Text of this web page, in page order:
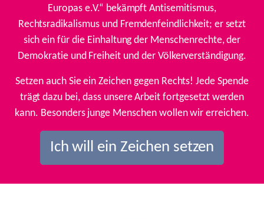
Europas e.V.“ bekämpft Antisemitismus,
Rechtsradikalismus und Fremdenfeindlichkeit; er setzt
sich ein für die Einhaltung der Menschenrechte, der
Demokratie und Freiheit und der Völkerverständigung.
Setzen auch Sie ein Zeichen gegen Rechts! Jede Spende
trägt dazu bei, dass unsere Arbeit fortgesetzt werden
kann. Besonders junge Menschen wollen wir erreichen.
Ich will ein Zeichen setzen